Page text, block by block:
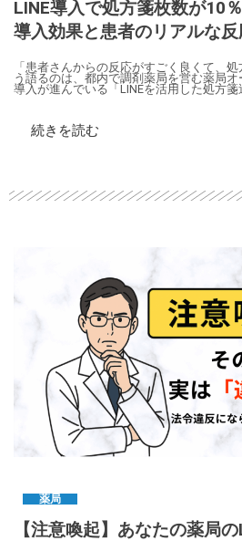
LINE導入で処方箋枚数が10
導入効果と患者のリアルな
「患者さんからの反応がすごく良くて、
う語るのは、都内で調剤薬局を営む薬局
導入が進んでいる「LINEを活用した処方箋
続きを読む
薬局
【注意喚起】あなたの薬局